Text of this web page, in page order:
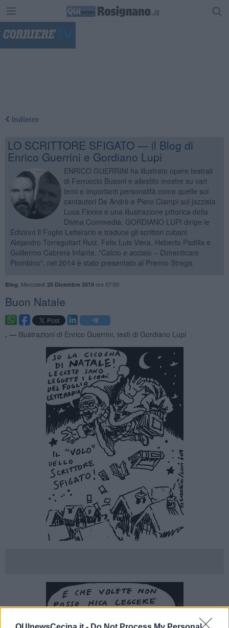
Indietro
LO SCRITTORE SFIGATO — il Blog di
Enrico Guerrini e Gordiano Lupi
ENRICO GUERRINI ha illustrato opere teatrali
di Ferruccio Busoni e allestito mostre su vari
temi e importanti personalità come quelle sui
cantautori De Andrè e Piero Ciampi sul jazzista
Luca Flores e una illustrazione pittorica della
Divina Commedia. GORDIANO LUPI dirige le
Edizioni Il Foglio Letterario e traduce gli scrittori cubani
Alejandro Torreguitart Ruiz, Felix Luis Viera, Heberto Padilla e
Guillermo Cabrera Infante. "Calcio e acciaio – Dimenticare
Piombino", nel 2014 è stato presentato al Premio Strega.
Blog Mercoledì 25 Dicembre 2019ore 07:00
Buon Natale
. — Illustrazioni di Enrico Guerrini, testi di Gordiano Lupi